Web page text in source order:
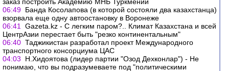
06:49 Банда Косолапова (в которой состояли два казахстанца)
взорвала еще одну автоостановку в Воронеже
06:41
Gazeta.kz - С легким паром?.. Климат Казахстана и всей
ЦентрАзии перестает быть "резко континентальным"
06:40 Таджикистан разработал проект Международного
транспортного консорциума ЦАС
04:03
Н.Хидоятова (лидер партии "Озод Дехконлар") - Не
понимаю, что вы подразумеваете под "политическими